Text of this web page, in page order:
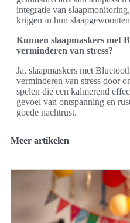
integratie van
krijgen in hun
Kunnen slaapmaskers met
verminderen van stress?
Ja, slaapmaskers met
verminderen van stress door
spelen die een kalmerend
gevoel van ontspanning en
goede nachtrust.
Meer artikelen